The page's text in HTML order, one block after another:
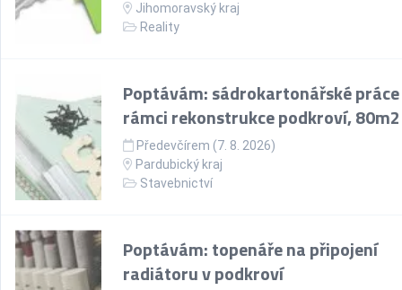
Jihomoravský kraj
Reality
Poptávám: sádrokartonářské
rámci rekonstrukce podkroví, 80m2
Předevčírem (7. 8. 2026)
Pardubický kraj
Stavebnictví
Poptávám: topenáře na připojení
radiátoru v podkroví